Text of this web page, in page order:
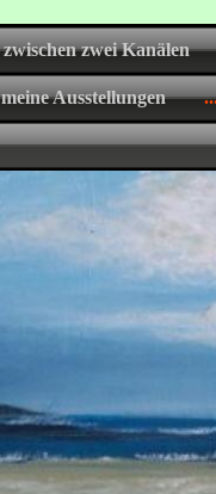
zwischen zwei Kanälen
meine Ausstellungen